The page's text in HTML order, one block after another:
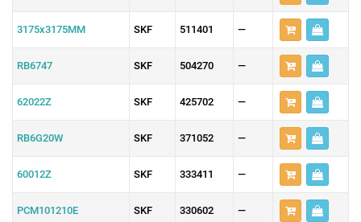
3175x3175MM SKF 511401 —
RB6747 SKF 504270 —
62022Z SKF 425702 —
RB6G20W SKF 371052 —
60012Z SKF 333411 —
PCM101210E SKF 330602 —